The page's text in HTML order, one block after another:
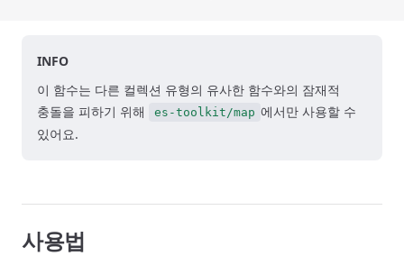
INFO
이 함수는 다른 컬렉션 유형의 유사한 함수와의 잠재적
충돌을 피하기 위해
es-toolkit/map 에서만 사용할 수
있어요.
사용법